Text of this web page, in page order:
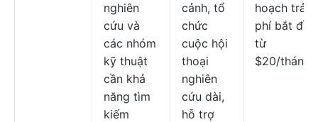
nghiên
cứu và
các nhóm
kỹ thuật
cần khả
năng tìm
kiếm
cảnh, tổ
chức
cuộc hội
thoại
nghiên
cứu dài,
hỗ trợ
hoạch trả
phí bắt đầu
từ
$20/tháng